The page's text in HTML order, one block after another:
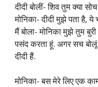
दीदी बोलीं- शिव तुम क्या
मोनिका- दीदी मुझे पता है,
मैं बोला- मोनिका मुझे तुम
पसंद करता हूं. अगर सच बोलूं
दीदी हैं.
मोनिका- बस मेरे लिए एक